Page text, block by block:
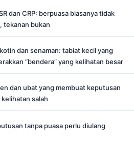
dan CRP: berpuasa biasanya tidak
tekanan bukan
dan senaman: tabiat kecil yang
“bendera” yang kelihatan besar
dan ubat yang membuat keputusan
kelihatan salah
tanpa puasa perlu diulang